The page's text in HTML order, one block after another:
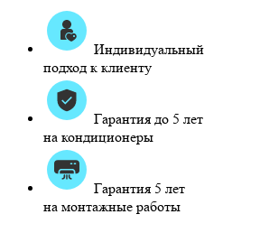
Индивидуальный
подход к клиенту
Гарантия до 5 лет
на кондиционеры
Гарантия 5 лет
на монтажные работы